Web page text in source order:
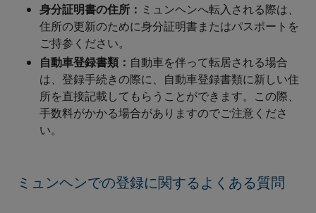
身分証明書の住所： ミュンヘンへ転入される際は、
住所の更新のために身分証明書またはパスポートを
ご持参ください。
自動車登録書類： 自動車を伴って転居される場合
は、登録手続きの際に、自動車登録書類に新しい住
所を直接記載してもらうことができます。この際、
手数料がかかる場合がありますのでご注意くださ
い。
ミュンヘンでの登録に関するよくある質問